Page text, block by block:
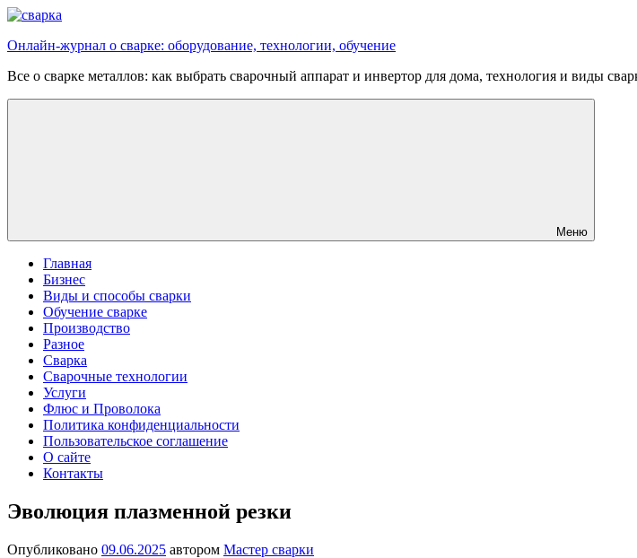
Перейти
содержимому
Онлайн-журнал о сварке: оборудование, технологии, обучение
Все о сварке металлов: как выбрать сварочный аппарат и инвертор для дома, технология и виды
Меню
Главная
Бизнес
Виды и способы сварки
Обучение сварке
Производство
Разное
Сварка
Сварочные технологии
Услуги
Флюс и Проволока
Политика конфиденциальности
Пользовательское соглашение
О сайте
Контакты
Эволюция плазменной резки
Опубликовано 09.06.2025 автором Мастер сварки